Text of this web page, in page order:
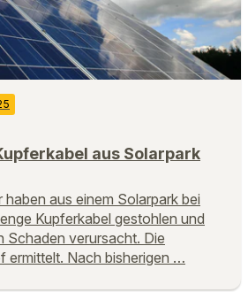
aus Solarpark
aus einem Solarpark bei
Kupferkabel gestohlen und
Schaden verursacht. Die
ermittelt. Nach bisherigen …